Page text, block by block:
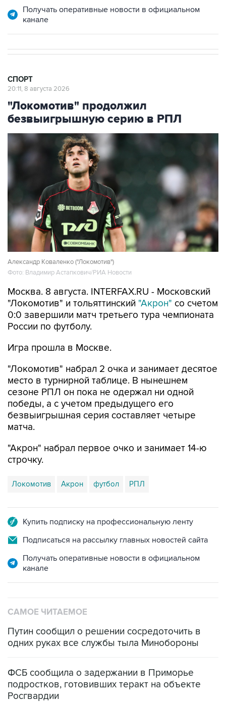
Получать оперативные новости в официальном
канале
СПОРТ
20:11, 8 августа 2026
"Локомотив" продолжил
безвыигрышную серию в РПЛ
Александр Коваленко ("Локомотив")
Фото: Владимир Астапкович/РИА Новости
Москва. 8 августа. INTERFAX.RU - Московский
"Локомотив" и тольяттинский "Акрон" со счетом
0:0 завершили матч третьего тура чемпионата
России по футболу.
Игра прошла в Москве.
"Локомотив" набрал 2 очка и занимает десятое
место в турнирной таблице. В нынешнем
сезоне РПЛ он пока не одержал ни одной
победы, а с учетом предыдущего его
безвыигрышная серия составляет четыре
матча.
"Акрон" набрал первое очко и занимает 14-ю
строчку.
Локомотив Акрон футбол РПЛ
Купить подписку на профессиональную ленту
Подписаться на рассылку главных новостей сайта
Получать оперативные новости в официальном
канале
САМОЕ ЧИТАЕМОЕ
Путин сообщил о решении сосредоточить в
одних руках все службы тыла Минобороны
ФСБ сообщила о задержании в Приморье
подростков, готовивших теракт на объекте
Росгвардии